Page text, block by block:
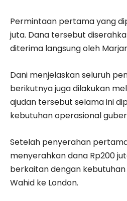
Permintaan pertama yang
juta. Dana tersebut
diterima langsung oleh
Dani menjelaskan seluruh
berikutnya juga dilakukan
ajudan tersebut selama ini
kebutuhan operasional
Setelah penyerahan
menyerahkan dana Rp200
berkaitan dengan
Wahid ke London.